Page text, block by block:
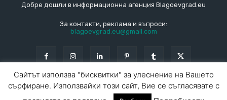
Добре дошли в информационна агенция Blagoevgrad.eu
За контакти, реклама и въпроси:
blagoevgrad.eu@gmail.com
© Blagoevgrad.EU 2010 - 2026 Общи условия |
Сайтът използва "бисквитки" за улеснение на Вашето
сърфиране. Използвайки този сайт, Вие се съгласявате с